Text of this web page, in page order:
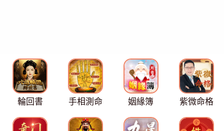
輪回書 手相測命 姻緣簿 紫微命格